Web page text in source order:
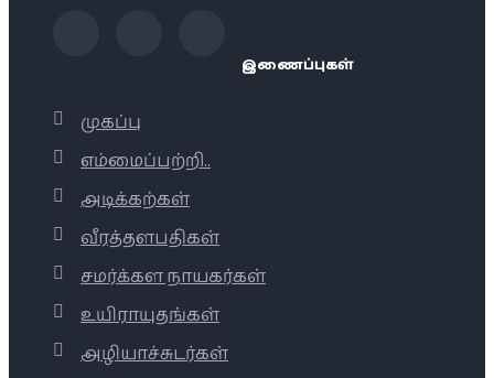
இணைப்புகள்
முகப்பு
எம்மைப்பற்றி..
அடிக்கற்கள்
வீரத்தளபதிகள்
சமர்க்கள நாயகர்கள்
உயிராயுதங்கள்
அழியாச்சுடர்கள்